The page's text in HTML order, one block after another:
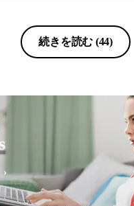
続きを読む (44)